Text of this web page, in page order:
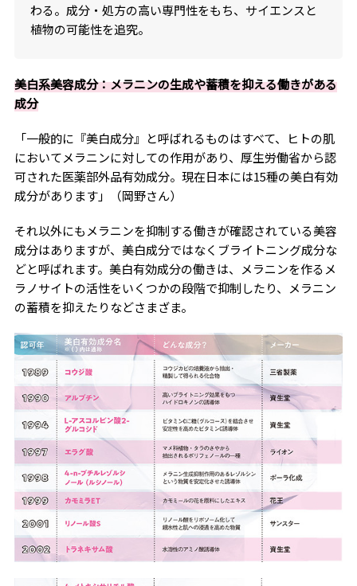
わる。成分・処方の高い専門性をもち、サイエンスと
植物の可能性を追究。
美白系美容成分：メラニンの生成や蓄積を抑える働きがある
成分
「一般的に『美白成分』と呼ばれるものはすべて、ヒトの肌
においてメラニンに対しての作用があり、厚生労働省から認
可された医薬部外品有効成分。現在日本には15種の美白有効
成分があります」（岡野さん）
それ以外にもメラニンを抑制する働きが確認されている美容
成分はありますが、美白成分ではなくブライトニング成分な
どと呼ばれます。美白有効成分の働きは、メラニンを作るメ
ラノサイトの活性をいくつかの段階で抑制したり、メラニン
の蓄積を抑えたりなどさまざま。